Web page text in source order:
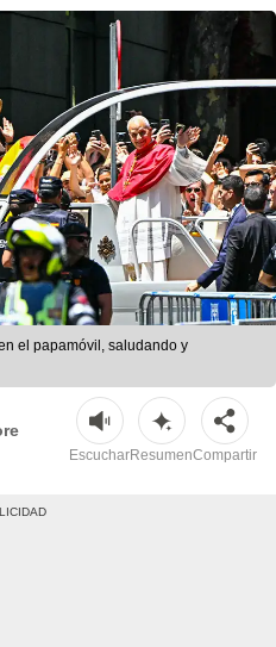
el papamóvil, saludando y
EscucharResumenCompartir